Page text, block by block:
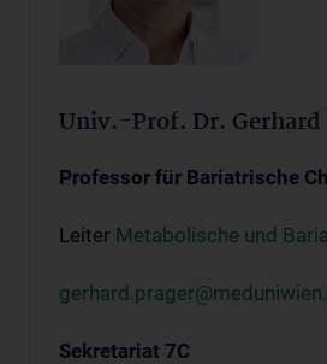
Univ.-Prof. Dr. Gerhard
Professor für Bariatrische
Leiter Metabolische und
Sekretariat 7C